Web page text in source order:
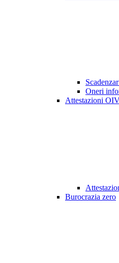
Oneri
Attestazioni
Burocrazia zero